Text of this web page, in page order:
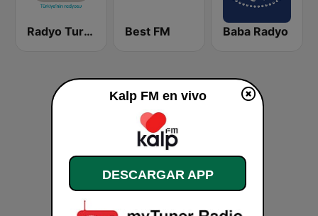
Radyo Turkuvaz Best FM Baba Radyo
Kalp FM en vivo
DESCARGAR APP